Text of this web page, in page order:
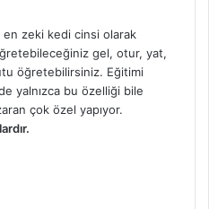
en zeki kedi cinsi olarak
gel, otur, yat,
öğretebilirsiniz. Eğitimi
yalnızca bu özelliği bile
çok özel yapıyor.